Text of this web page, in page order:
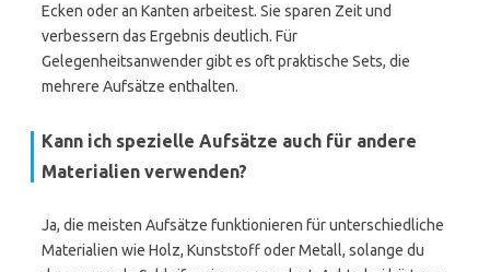
Ecken oder an Kanten arbeitest. Sie sparen Zeit und
verbessern das Ergebnis deutlich. Für
Gelegenheitsanwender gibt es oft praktische Sets, die
mehrere Aufsätze enthalten.
Kann ich spezielle Aufsätze auch für andere
Materialien verwenden?
Ja, die meisten Aufsätze funktionieren für unterschiedliche
Materialien wie Holz, Kunststoff oder Metall, solange du